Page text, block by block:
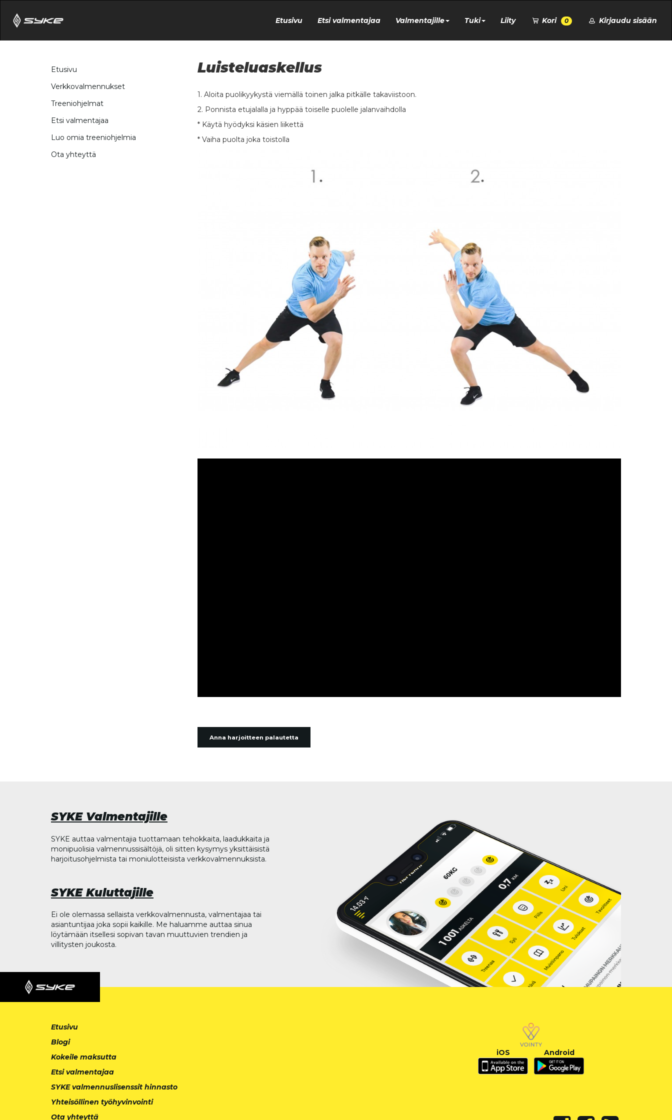
Etusivu Etsi valmentajaa Valmentajille Tuki Liity Kori 0 Kirjaudu sisään
Etusivu
Verkkovalmennukset
Treeniohjelmat
Etsi valmentajaa
Luo omia treeniohjelmia
Ota yhteyttä
Luisteluaskellus
1. Aloita puolikyykystä viemällä toinen jalka pitkälle takaviistoon.
2. Ponnista etujalalla ja hyppää toiselle puolelle jalanvaihdolla
* Käytä hyödyksi käsien liikettä
* Vaiha puolta joka toistolla
Anna harjoitteen palautetta
SYKE Valmentajille
SYKE auttaa valmentajia tuottamaan tehokkaita, laadukkaita ja
monipuolisia valmennussisältöjä, oli sitten kysymys yksittäisistä
harjoitusohjelmista tai moniulotteisista verkkovalmennuksista.
SYKE Kuluttajille
Ei ole olemassa sellaista verkkovalmennusta, valmentajaa tai
asiantuntijaa joka sopii kaikille. Me haluamme auttaa sinua
löytämään itsellesi sopivan tavan muuttuvien trendien ja
villitysten joukosta.
Etusivu
Blogi
Kokeile maksutta
Etsi valmentajaa
SYKE valmennuslisenssit hinnasto
Yhteisöllinen työhyvinvointi
Ota yhteyttä
iOS Android